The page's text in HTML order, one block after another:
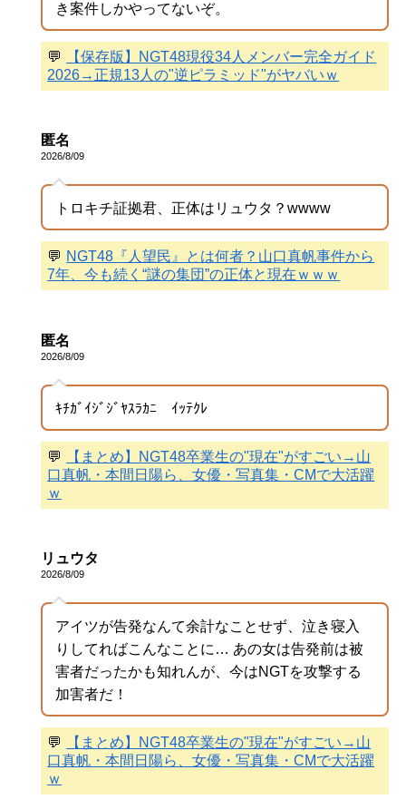
き案件しかやってないぞ。
💬
【保存版】NGT48現役34人メンバー完全ガイド
2026→正規13人の"逆ピラミッド"がヤバいｗ
匿名
2026/8/09
トロキチ証拠君、正体はリュウタ？wwww
💬 NGT48『人望民』とは何者？山口真帆事件から
7年、今も続く“謎の集団”の正体と現在ｗｗｗ
匿名
2026/8/09
ｷﾁｶﾞｲｼﾞｼﾞﾔｽﾗｶﾆ ｲｯﾃｸﾚ
💬
【まとめ】NGT48卒業生の"現在"がすごい→山
口真帆・本間日陽ら、女優・写真集・CMで大活躍
ｗ
リュウタ
2026/8/09
アイツが告発なんて余計なことせず、泣き寝入
りしてればこんなことに… あの女は告発前は被
害者だったかも知れんが、今はNGTを攻撃する
加害者だ！
💬
【まとめ】NGT48卒業生の"現在"がすごい→山
口真帆・本間日陽ら、女優・写真集・CMで大活躍
ｗ